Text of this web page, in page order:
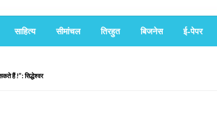
साहित्य सीमांचल तिरहुत बिजनेस ई-पेपर
हैं !”: सिद्धेश्वर